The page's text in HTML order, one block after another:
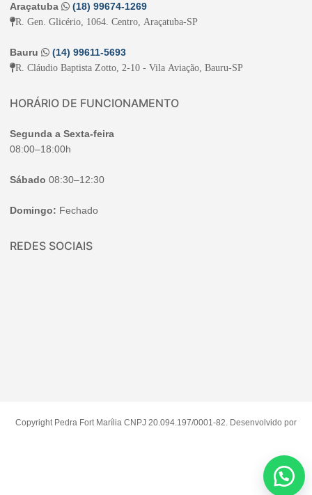
Araçatuba (18) 99674-1269
R. Gen. Glicério, 1064. Centro, Araçatuba-SP
Bauru (14) 99611-5693
R. Cláudio Baptista Zotto, 2-10 - Vila Aviação, Bauru-SP
HORÁRIO DE FUNCIONAMENTO
Segunda a Sexta-feira
08:00–18:00h
Sábado 08:30–12:30
Domingo: Fechado
REDES SOCIAIS
Copyright Pedra Fort Marília CNPJ 20.094.197/0001-82. Desenvolvido por